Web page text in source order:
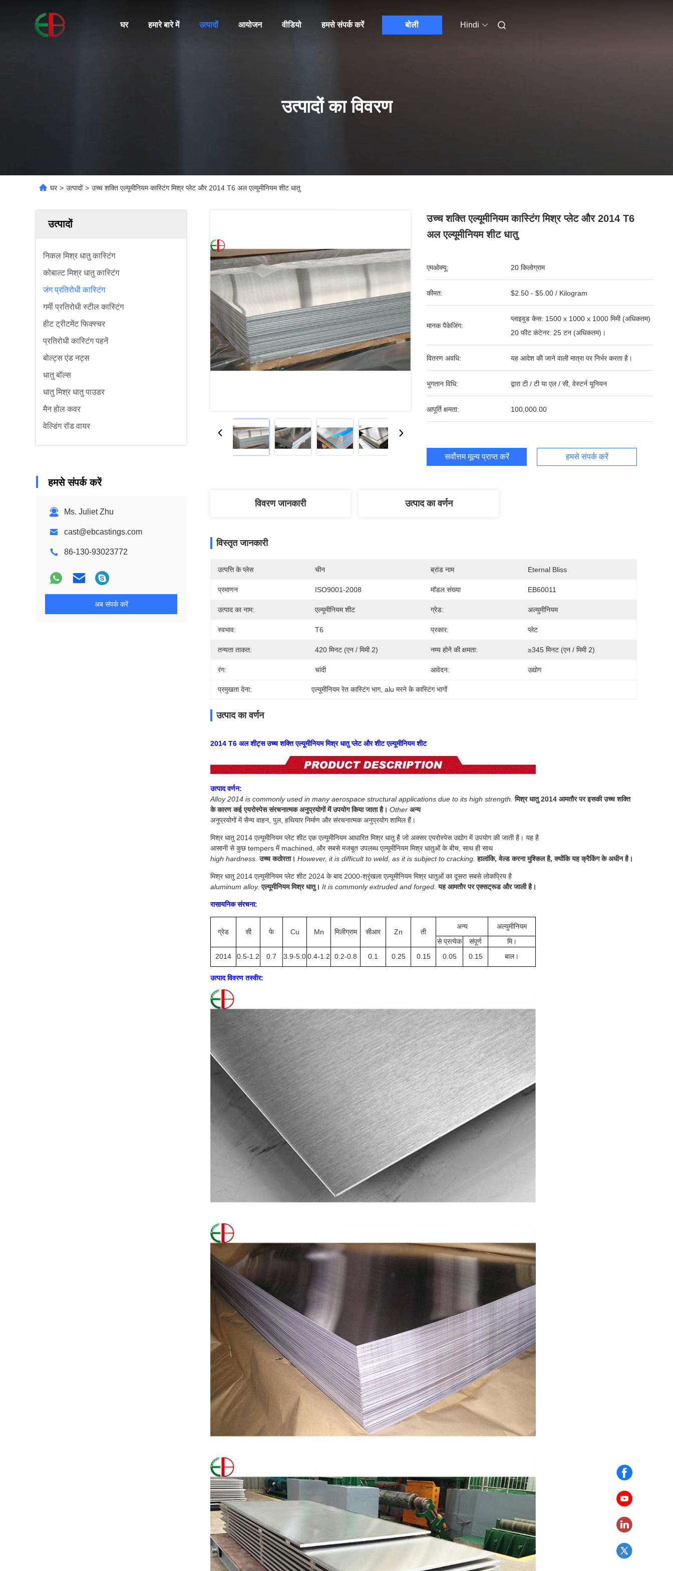
घर हमारे बारे में उत्पादों आयोजन वीडियो हमसे संपर्क करें बोली Hindi
उत्पादों का विवरण
घर > उत्पादों > उच्च शक्ति एल्यूमीनियम कास्टिंग मिश्र प्लेट और 2014 T6 अल एल्यूमीनियम शीट धातु
उत्पादों
निकल मिश्र धातु कास्टिंग
कोबाल्ट मिश्र धातु कास्टिंग
जंग प्रतिरोधी कास्टिंग
गर्मी प्रतिरोधी स्टील कास्टिंग
हीट ट्रीटमेंट फिक्स्चर
प्रतिरोधी कास्टिंग पहनें
बोल्ट्स एंड नट्स
धातु बॉल्स
धातु मिश्र धातु पाउडर
मैन होल कवर
वेल्डिंग रॉड वायर
हमसे संपर्क करें
Ms. Juliet Zhu
cast@ebcastings.com
86-130-93023772
अब संपर्क करें
उच्च शक्ति एल्यूमीनियम कास्टिंग मिश्र प्लेट और 2014 T6
अल एल्यूमीनियम शीट धातु
एमओक्यू: 20 किलोग्राम
कीमत: $2.50 - $5.00 / Kilogram
मानक पैकेजिंग:
प्लाइवुड केस: 1500 x 1000 x 1000 मिमी (अधिकतम)
20 फीट कंटेनर: 25 टन (अधिकतम)।
वितरण अवधि: यह आदेश की जाने वाली मात्रा पर निर्भर करता है।
भुगतान विधि: द्वारा टी / टी या एल / सी, वेस्टर्न यूनियन
आपूर्ति क्षमता: 100,000.00
सर्वोत्तम मूल्य प्राप्त करें हमसे संपर्क करें
विवरण जानकारी उत्पाद का वर्णन
विस्तृत जानकारी
उत्पत्ति के प्लेस चीन ब्रांड नाम Eternal Bliss
प्रमाणन ISO9001-2008 मॉडल संख्या EB60011
उत्पाद का नाम: एल्यूमीनियम शीट ग्रेड: अल्युमीनियम
स्वभाव: T6 प्रकार: प्लेट
तन्यता ताकत: 420 मिनट (एन / मिमी 2) नम्य होने की क्षमता: ≥345 मिनट (एन / मिमी 2)
रंग: चांदी आवेदन: उद्योग
प्रमुखता देना: एल्यूमीनियम रेत कास्टिंग भाग, alu मरने के कास्टिंग भागों
उत्पाद का वर्णन
2014 T6 अल शीट्स उच्च शक्ति एल्यूमीनियम मिश्र धातु प्लेट और शीट एल्यूमीनियम शीट
उत्पाद वर्णन:
Alloy 2014 is commonly used in many aerospace structural applications due to its high strength. मिश्र धातु 2014 आमतौर पर इसकी उच्च शक्ति
के कारण कई एयरोस्पेस संरचनात्मक अनुप्रयोगों में उपयोग किया जाता है। Other अन्य
अनुप्रयोगों में सैन्य वाहन, पुल, हथियार निर्माण और संरचनात्मक अनुप्रयोग शामिल हैं।
मिश्र धातु 2014 एल्यूमीनियम प्लेट शीट एक एल्यूमीनियम आधारित मिश्र धातु है जो अक्सर एयरोस्पेस उद्योग में उपयोग की जाती है। यह है
आसानी से कुछ tempers में machined, और सबसे मजबूत उपलब्ध एल्यूमीनियम मिश्र धातुओं के बीच, साथ ही साथ
high hardness. उच्च कठोरता। However, it is difficult to weld, as it is subject to cracking. हालांकि, वेल्ड करना मुश्किल है, क्योंकि यह क्रैकिंग के अधीन है।
मिश्र धातु 2014 एल्यूमीनियम प्लेट शीट 2024 के बाद 2000-श्रृंखला एल्यूमीनियम मिश्र धातुओं का दूसरा सबसे लोकप्रिय है
aluminum alloy. एल्यूमीनियम मिश्र धातु। It is commonly extruded and forged. यह आमतौर पर एक्सट्रूड और जाली है।
रासायनिक संरचना:
ग्रेड सी फे Cu Mn मिलीग्राम सीआर Zn ती
अन्य
अल्युमीनियम
से प्रत्येक
संपूर्ण
मि।
2014
0.5-1.2 0.7 3.9-5.00.4-1.2 0.2-0.8 0.1 0.25 0.15 0.05 0.15 बाल।
उत्पाद विवरण तस्वीर: